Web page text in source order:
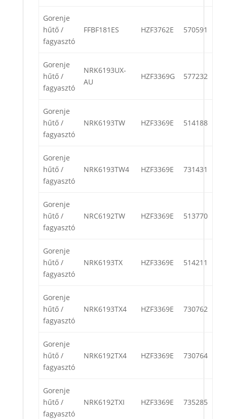
Gorenje
hűtő /
fagyasztó
FFBF181ES HZF3762E 570591
Gorenje
hűtő /
fagyasztó
NRK6193UX-
AU
HZF3369G 577232
Gorenje
hűtő /
fagyasztó
NRK6193TW HZF3369E 514188
Gorenje
hűtő /
fagyasztó
NRK6193TW4 HZF3369E 731431
Gorenje
hűtő /
fagyasztó
NRC6192TW HZF3369E 513770
Gorenje
hűtő /
fagyasztó
NRK6193TX HZF3369E 514211
Gorenje
hűtő /
fagyasztó
NRK6193TX4 HZF3369E 730762
Gorenje
hűtő /
fagyasztó
NRK6192TX4 HZF3369E 730764
Gorenje
hűtő /
fagyasztó
NRK6192TXI HZF3369E 735285